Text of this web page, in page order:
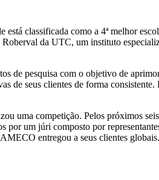
classificada como a 4ª melhor
da UTC, um instituto
de pesquisa com o objetivo de
de seus clientes de forma
uma competição. Pelos próximos
por um júri composto por
entregou a seus clientes